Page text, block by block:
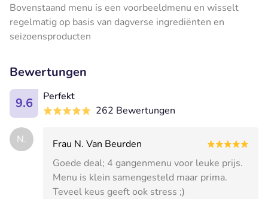
Bovenstaand menu is een voorbeeldmenu en wisselt
regelmatig op basis van dagverse ingrediënten en
seizoensproducten
Bewertungen
9.6
Perfekt
262 Bewertungen
N.
Frau N. Van Beurden
Goede deal; 4 gangenmenu voor leuke prijs.
Menu is klein samengesteld maar prima.
Teveel keus geeft ook stress ;)